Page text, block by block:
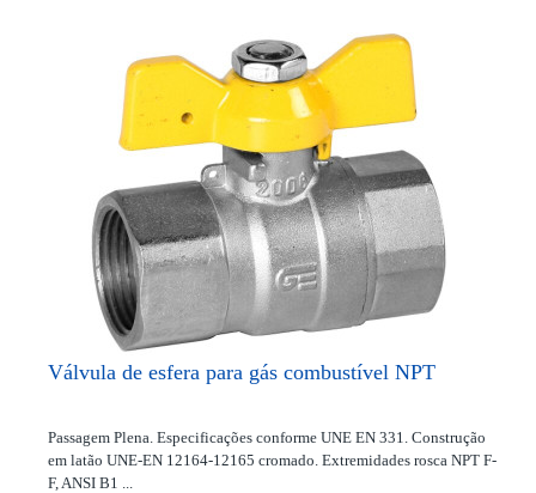
Válvula de esfera para gás combustível NPT
Passagem Plena. Especificações conforme UNE EN 331. Construção
em latão UNE-EN 12164-12165 cromado. Extremidades rosca NPT F-
F, ANSI B1 ...